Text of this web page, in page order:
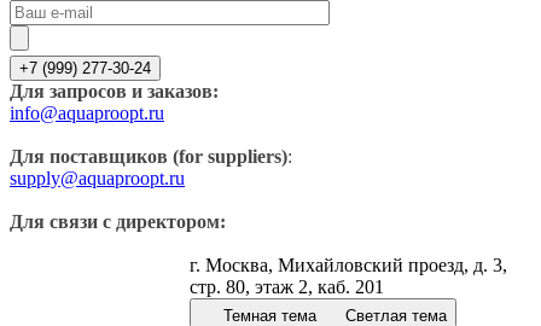
+7 (999) 277-30-24
Для запросов и заказов:
info@aquaproopt.ru
Для поставщиков (for suppliers):
supply@aquaproopt.ru
Для связи с директором:
г. Москва, Михайловский проезд, д. 3,
стр. 80, этаж 2, каб. 201
Темная тема Светлая тема